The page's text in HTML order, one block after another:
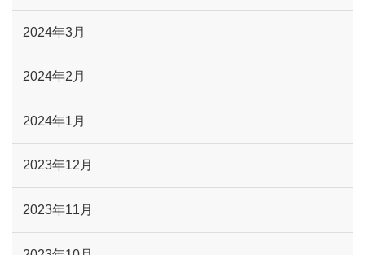
2024年3月
2024年2月
2024年1月
2023年12月
2023年11月